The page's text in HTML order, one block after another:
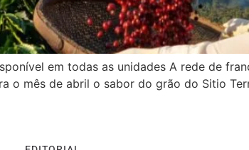
em todas as unidades A rede de
o mês de abril o sabor do grão do Sitio